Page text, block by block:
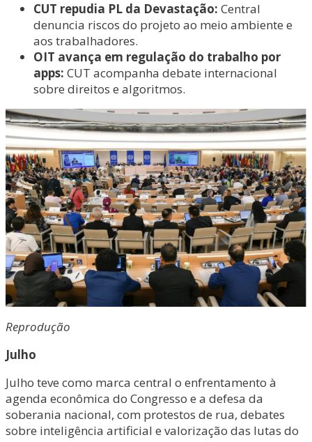
CUT repudia PL da Devastação: Central
denuncia riscos do projeto ao meio ambiente e
aos trabalhadores.
OIT avança em regulação do trabalho por
apps: CUT acompanha debate internacional
sobre direitos e algoritmos.
Reprodução
Julho
Julho teve como marca central o enfrentamento à
agenda econômica do Congresso e a defesa da
soberania nacional, com protestos de rua, debates
sobre inteligência artificial e valorização das lutas do